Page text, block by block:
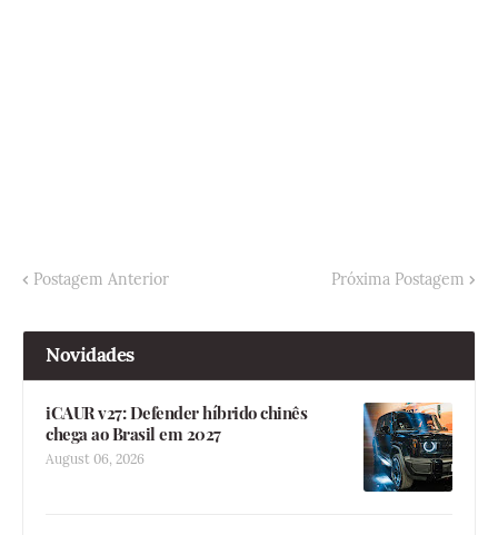
Postagem Anterior Próxima Postagem
Novidades
iCAUR v27: Defender híbrido chinês
chega ao Brasil em 2027
August 06, 2026